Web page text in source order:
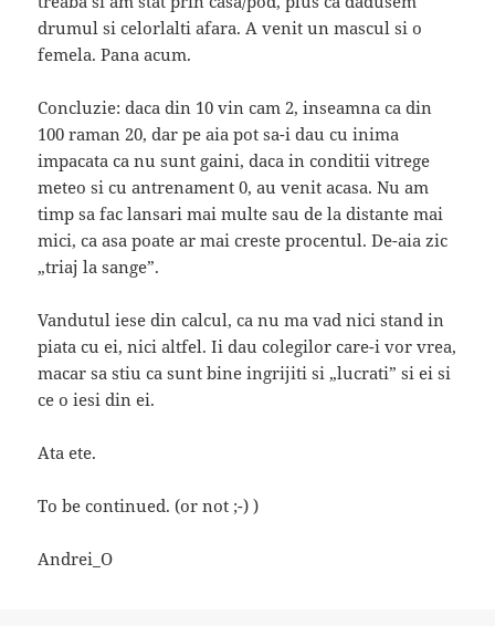
drumul si celorlalti afara. A venit un mascul si o
femela. Pana acum.
Concluzie: daca din 10 vin cam 2, inseamna ca din
100 raman 20, dar pe aia pot sa-i dau cu inima
impacata ca nu sunt gaini, daca in conditii vitrege
meteo si cu antrenament 0, au venit acasa. Nu am
timp sa fac lansari mai multe sau de la distante mai
mici, ca asa poate ar mai creste procentul. De-aia zic
„triaj la sange”.
Vandutul iese din calcul, ca nu ma vad nici stand in
piata cu ei, nici altfel. Ii dau colegilor care-i vor vrea,
macar sa stiu ca sunt bine ingrijiti si „lucrati” si ei si
ce o iesi din ei.
Ata ete.
To be continued. (or not ;-) )
Andrei_O